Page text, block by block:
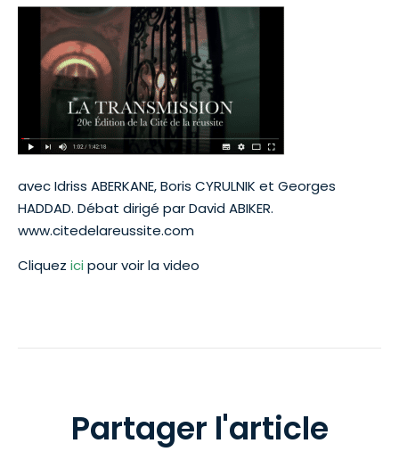
avec Idriss ABERKANE, Boris CYRULNIK et Georges
HADDAD. Débat dirigé par David ABIKER.
www.citedelareussite.com
Cliquez ici pour voir la video
Partager l'article